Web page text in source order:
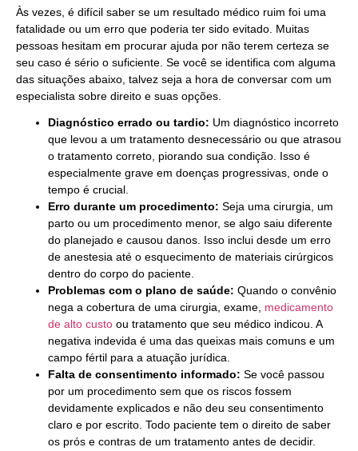
Às vezes, é difícil saber se um resultado médico ruim foi uma
fatalidade ou um erro que poderia ter sido evitado. Muitas
pessoas hesitam em procurar ajuda por não terem certeza se
seu caso é sério o suficiente. Se você se identifica com alguma
das situações abaixo, talvez seja a hora de conversar com um
especialista sobre direito e suas opções.
Diagnóstico errado ou tardio: Um diagnóstico incorreto
que levou a um tratamento desnecessário ou que atrasou
o tratamento correto, piorando sua condição. Isso é
especialmente grave em doenças progressivas, onde o
tempo é crucial.
Erro durante um procedimento: Seja uma cirurgia, um
parto ou um procedimento menor, se algo saiu diferente
do planejado e causou danos. Isso inclui desde um erro
de anestesia até o esquecimento de materiais cirúrgicos
dentro do corpo do paciente.
Problemas com o plano de saúde: Quando o convênio
nega a cobertura de uma cirurgia, exame, medicamento
de alto custo ou tratamento que seu médico indicou. A
negativa indevida é uma das queixas mais comuns e um
campo fértil para a atuação jurídica.
Falta de consentimento informado: Se você passou
por um procedimento sem que os riscos fossem
devidamente explicados e não deu seu consentimento
claro e por escrito. Todo paciente tem o direito de saber
os prós e contras de um tratamento antes de decidir.